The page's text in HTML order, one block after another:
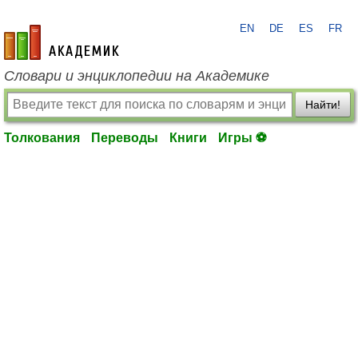
academic.ru
EN DE ES FR
Словари и энциклопедии на Академике
Найти!
Толкования Переводы Книги Игры ⚽